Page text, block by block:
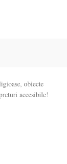
obiecte
accesibile!